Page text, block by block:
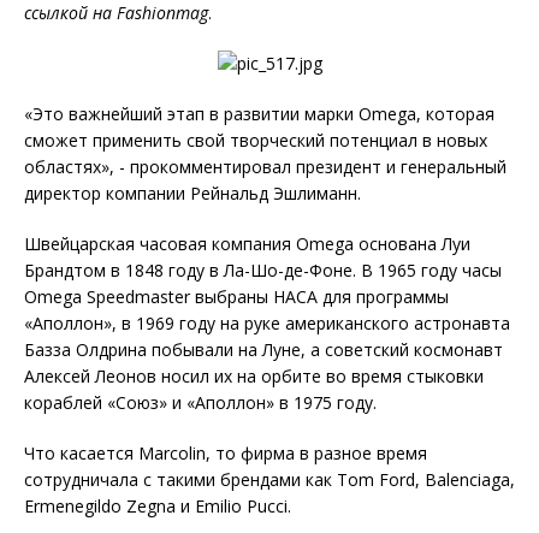
ссылкой на Fashionmag.
«Это важнейший этап в развитии марки Omega, которая
сможет применить свой творческий потенциал в новых
областях», - прокомментировал президент и генеральный
директор компании Рейнальд Эшлиманн.
Швейцарская часовая компания Omega основана Луи
Брандтом в 1848 году в Ла-Шо-де-Фоне. В 1965 году часы
Omega Speedmaster выбраны НАСА для программы
«Аполлон», в 1969 году на руке американского астронавта
Базза Олдрина побывали на Луне, а советский космонавт
Алексей Леонов носил их на орбите во время стыковки
кораблей «Союз» и «Аполлон» в 1975 году.
Что касается Marcolin, то фирма в разное время
сотрудничала с такими брендами как Tom Ford, Balenciaga,
Ermenegildo Zegna и Emilio Pucci.